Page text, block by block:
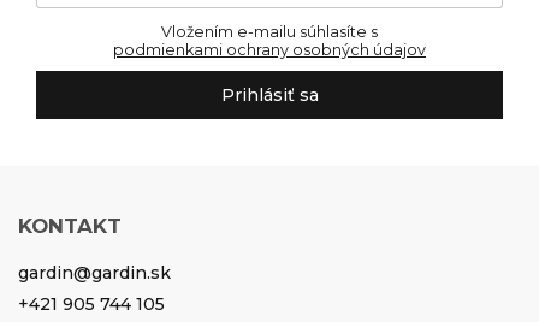
podmienkami ochrany osobných údajov
Prihlásiť sa
KONTAKT
gardin@gardin.sk
+421 905 744 105